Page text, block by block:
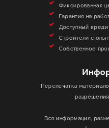
Фиксированная
Гарантия на
Доступный
Строители с
Собственное
Перепечатка
Вся информация,